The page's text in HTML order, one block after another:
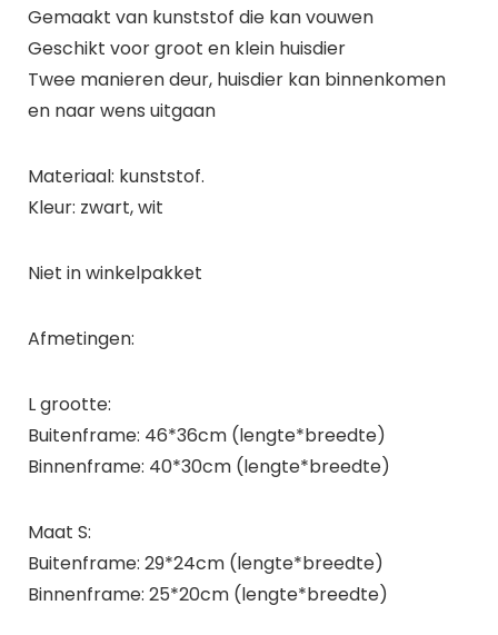
Gemaakt van kunststof die kan vouwen
Geschikt voor groot en klein huisdier
Twee manieren deur, huisdier kan binnenkomen
en naar wens uitgaan
Materiaal: kunststof.
Kleur: zwart, wit
Niet in winkelpakket
Afmetingen:
L grootte:
Buitenframe: 46*36cm (lengte*breedte)
Binnenframe: 40*30cm (lengte*breedte)
Maat S:
Buitenframe: 29*24cm (lengte*breedte)
Binnenframe: 25*20cm (lengte*breedte)